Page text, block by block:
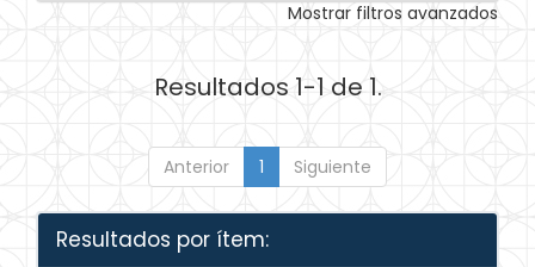
Mostrar filtros avanzados
Resultados 1-1 de 1.
Anterior 1 Siguiente
Resultados por ítem: